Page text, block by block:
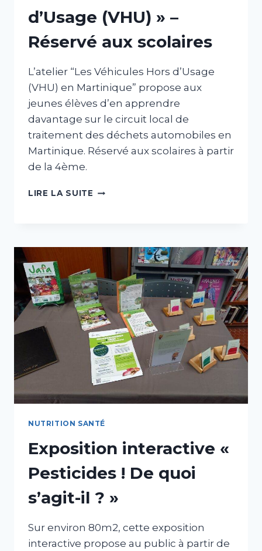
d’Usage (VHU) » –
Réservé aux scolaires
L’atelier “Les Véhicules Hors d’Usage
(VHU) en Martinique” propose aux
jeunes élèves d’en apprendre
davantage sur le circuit local de
traitement des déchets automobiles en
Martinique. Réservé aux scolaires à partir
de la 4ème.
LIRE LA SUITE ATELIER
–
RÉSERVÉ
AUX
SCOLAIRES
NUTRITION SANTÉ
Exposition interactive «
Pesticides ! De quoi
s’agit-il ? »
Sur environ 80m2, cette exposition
interactive propose au public à partir de